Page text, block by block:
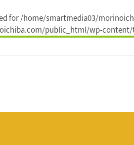
for /home/smartmedia03/
public_html/wp-